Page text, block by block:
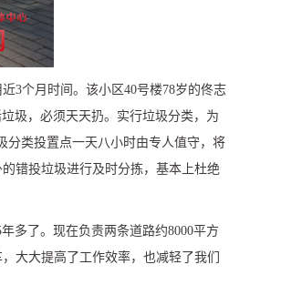
近3个月时间。该小区40号楼78岁的佟志
圾，必须天天扔。实行垃圾分类，为
分类投置点一天八小时由专人值守，将
错投垃圾进行及时分拣，基本上杜绝
年多了。现在负责两条道路约8000平方
大大提高了工作效率，也减轻了我们